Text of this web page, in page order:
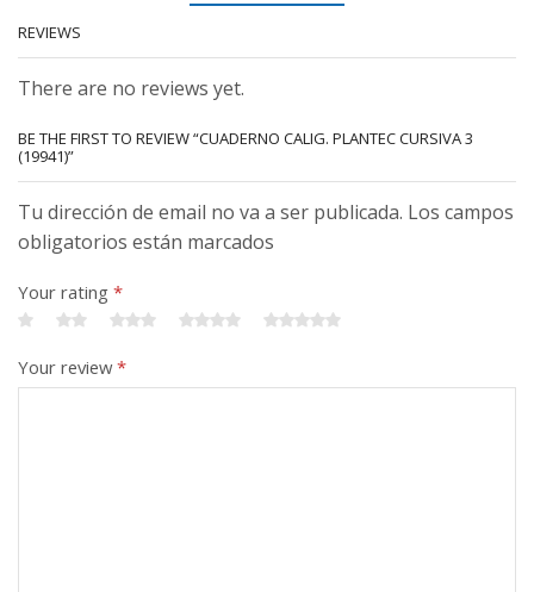
REVIEWS
There are no reviews yet.
BE THE FIRST TO REVIEW “CUADERNO CALIG. PLANTEC CURSIVA 3
(19941)”
Tu dirección de email no va a ser publicada. Los campos
obligatorios están marcados
Your rating *
Your review*